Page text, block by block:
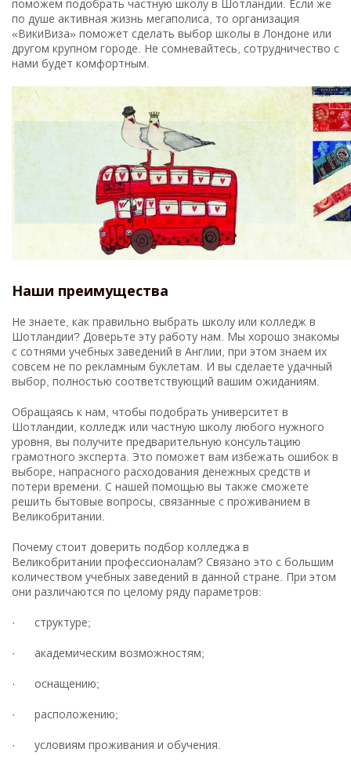
поможем подобрать частную школу в Шотландии. Если же
по душе активная жизнь мегаполиса, то организация
«ВикиВиза» поможет сделать выбор школы в Лондоне или
другом крупном городе. Не сомневайтесь, сотрудничество с
нами будет комфортным.
Наши преимущества
Не знаете, как правильно выбрать школу или колледж в
Шотландии? Доверьте эту работу нам. Мы хорошо знакомы
с сотнями учебных заведений в Англии, при этом знаем их
совсем не по рекламным буклетам. И вы сделаете удачный
выбор, полностью соответствующий вашим ожиданиям.
Обращаясь к нам, чтобы подобрать университет в
Шотландии, колледж или частную школу любого нужного
уровня, вы получите предварительную консультацию
грамотного эксперта. Это поможет вам избежать ошибок в
выборе, напрасного расходования денежных средств и
потери времени. С нашей помощью вы также сможете
решить бытовые вопросы, связанные с проживанием в
Великобритании.
Почему стоит доверить подбор колледжа в
Великобритании профессионалам? Связано это с большим
количеством учебных заведений в данной стране. При этом
они различаются по целому ряду параметров:
· структуре;
· академическим возможностям;
· оснащению;
· расположению;
· условиям проживания и обучения.